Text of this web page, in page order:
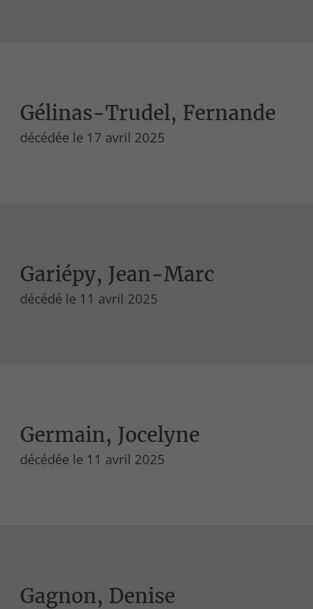
Gélinas-Trudel, Fernande
décédée le 17 avril 2025
Gariépy, Jean-Marc
décédé le 11 avril 2025
Germain, Jocelyne
décédée le 11 avril 2025
Gagnon, Denise